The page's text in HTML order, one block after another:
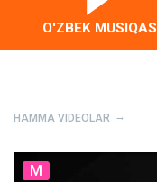
O'ZBEK MUSIQASI
HAMMA VIDEOLAR
M